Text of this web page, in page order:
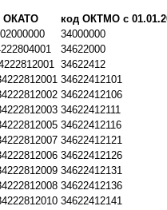
ОКАТО
код ОКТМО с
34000000
34622000
34622412
34622412101
34622412106
34622412111
34622412116
34622412121
34622412126
34622412131
34622412136
34622412141